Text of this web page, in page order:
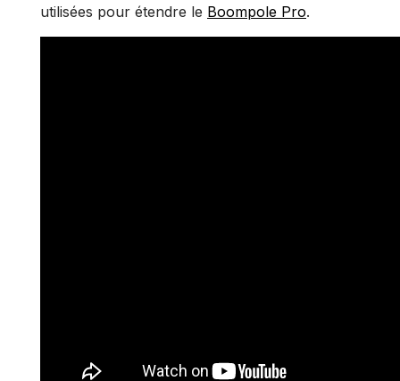
utilisées pour étendre le Boompole Pro.